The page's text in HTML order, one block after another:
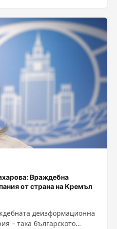
Враждебна
от страна на Кремъл
деизформационна
– така българското